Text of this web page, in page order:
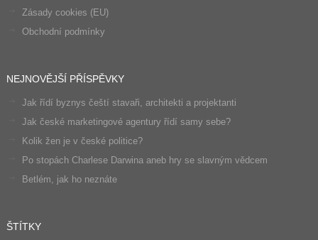
Zásady cookies (EU)
Obchodní podmínky
NEJNOVĚJŠÍ PŘÍSPĚVKY
Jak řídí byznys čeští stavaři, architekti a projektanti
Jak české marketingové agentury řídí samy sebe?
Kolik žen je v české politice?
Po stopách Charlese Darwina aneb hry se slavným vědcem
Betlém, jak ho neznáte
ŠTÍTKY